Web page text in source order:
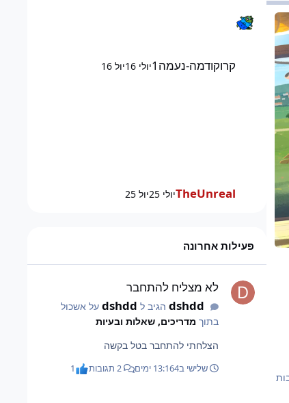
קרוקודמה-נעמה1 יולי 16 יול 16
TheUnrealיולי 25 יול 25
פעילות אחרונה
לא מצליח להתחבר
dshddהגיב ל dshddעל אשכול
בתוך מדריכים, שאלות ובעיות
הצלחתי להתחבר בטל בקשה
שלישי ב13:164 ימים 2 תגובות 1